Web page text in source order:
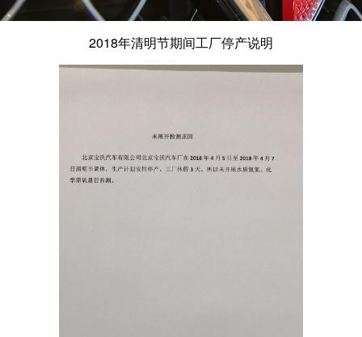
2018年清明节期间工厂停产说明